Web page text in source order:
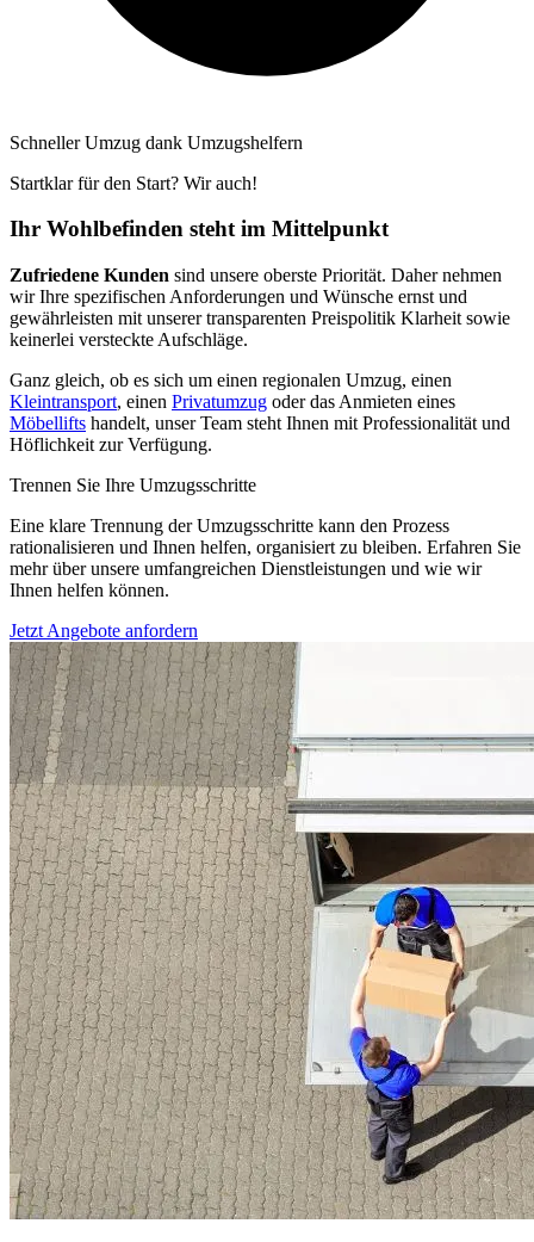
Schneller Umzug dank Umzugshelfern
Startklar für den Start? Wir auch!
Ihr Wohlbefinden steht im Mittelpunkt
Zufriedene Kunden sind unsere oberste Priorität. Daher nehmen
wir Ihre spezifischen Anforderungen und Wünsche ernst und
gewährleisten mit unserer transparenten Preispolitik Klarheit sowie
keinerlei versteckte Aufschläge.
Ganz gleich, ob es sich um einen regionalen Umzug, einen
Kleintransport, einen Privatumzug oder das Anmieten eines
Möbellifts handelt, unser Team steht Ihnen mit Professionalität und
Höflichkeit zur Verfügung.
Trennen Sie Ihre Umzugsschritte
Eine klare Trennung der Umzugsschritte kann den Prozess
rationalisieren und Ihnen helfen, organisiert zu bleiben. Erfahren Sie
mehr über unsere umfangreichen Dienstleistungen und wie wir
Ihnen helfen können.
Jetzt Angebote anfordern